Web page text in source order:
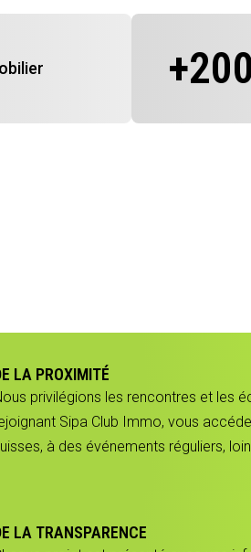
+
LA PROXIMITÉ
privilégions les rencontres et les
Sipa Club Immo, vous
à des événements réguliers,
LA TRANSPARENCE